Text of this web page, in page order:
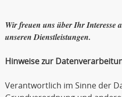
Wir freuen uns über Ihr Interesse
unseren Dienstleistungen.
Hinweise zur
Verantwortlich im Sinne der